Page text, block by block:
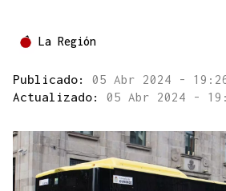
La Región
Publicado: 05 Abr 2024 -
Actualizado: 05 Abr 2024 -